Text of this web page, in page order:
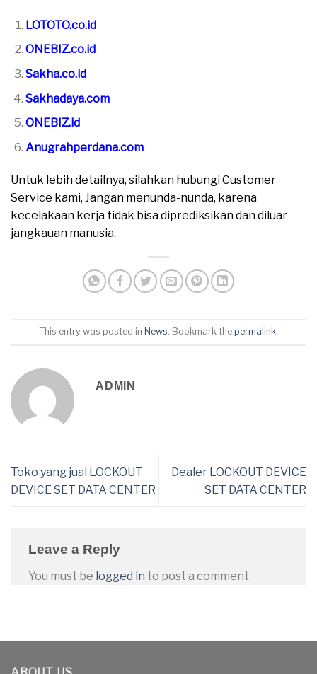
LOTOTO.co.id
ONEBIZ.co.id
Sakha.co.id
Sakhadaya.com
ONEBIZ.id
Anugrahperdana.com
Untuk lebih detailnya, silahkan hubungi Customer
Service kami, Jangan menunda-nunda, karena
kecelakaan kerja tidak bisa diprediksikan dan diluar
jangkauan manusia.
This entry was posted in News . Bookmark the permalink
ADMIN
Toko yang jual LOCKOUT
DEVICE SET DATA CENTER
Dealer LOCKOUT DEVICE
SET DATA CENTER
Leave a Reply
You must be logged in to post a comment.